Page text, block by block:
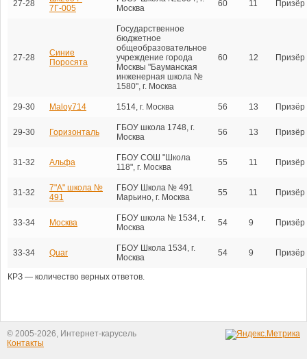
27-28
7Г-005
Москва
60 11 Призёр
27-28
Синие
Поросята
Государственное
бюджетное
общеобразовательное
учреждение города
Москвы "Бауманская
инженерная школа №
1580", г. Москва
60 12 Призёр
29-30 Maloy714 1514, г. Москва 56 13 Призёр
29-30 Горизонталь
ГБОУ школа 1748, г.
Москва
56 13 Призёр
31-32 Альфа
ГБОУ СОШ "Школа
118", г. Москва
55 11 Призёр
31-32
7"А" школа №
491
ГБОУ Школа № 491
Марьино, г. Москва
55 11 Призёр
33-34 Москва
ГБОУ школа № 1534, г.
Москва
54 9 Призёр
33-34 Quar
ГБОУ Школа 1534, г.
Москва
54 9 Призёр
КРЗ — количество верных ответов.
© 2005-2026, Интернет-карусель
Контакты